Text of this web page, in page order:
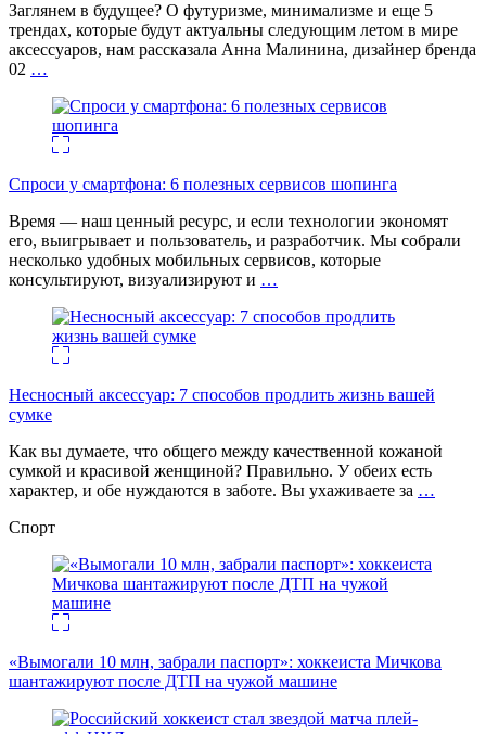
Заглянем в будущее? О футуризме, минимализме и еще 5
трендах, которые будут актуальны следующим летом в мире
аксессуаров, нам рассказала Анна Малинина, дизайнер бренда
02 …
Спроси у смартфона: 6 полезных cервисов шопинга
Время — наш ценный ресурс, и если технологии экономят
его, выигрывает и пользователь, и разработчик. Мы собрали
несколько удобных мобильных сервисов, которые
консультируют, визуализируют и …
Несносный аксессуар: 7 способов продлить жизнь вашей
сумке
Как вы думаете, что общего между качественной кожаной
сумкой и красивой женщиной? Правильно. У обеих есть
характер, и обе нуждаются в заботе. Вы ухаживаете за …
Спорт
«Вымогали 10 млн, забрали паспорт»: хоккеиста Мичкова
шантажируют после ДТП на чужой машине